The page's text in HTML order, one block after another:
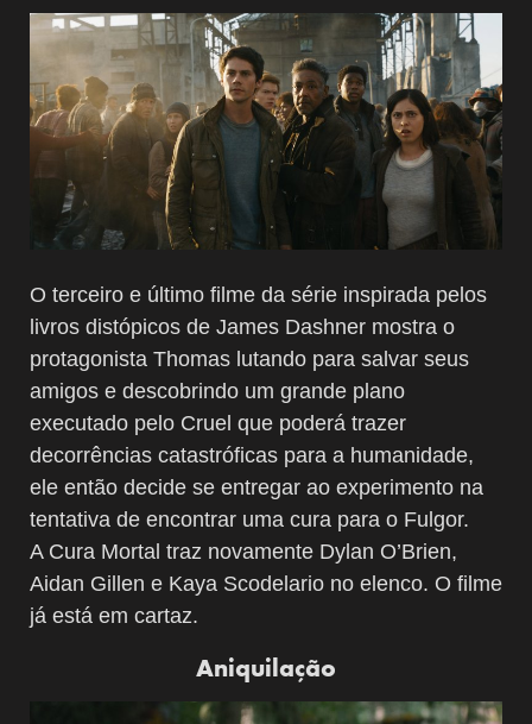
O terceiro e último filme da série inspirada pelos
livros distópicos de James Dashner mostra o
protagonista Thomas lutando para salvar seus
amigos e descobrindo um grande plano
executado pelo Cruel que poderá trazer
decorrências catastróficas para a humanidade,
ele então decide se entregar ao experimento na
tentativa de encontrar uma cura para o Fulgor.
A Cura Mortal traz novamente Dylan O’Brien,
Aidan Gillen e Kaya Scodelario no elenco. O filme
já está em cartaz.
Aniquilação